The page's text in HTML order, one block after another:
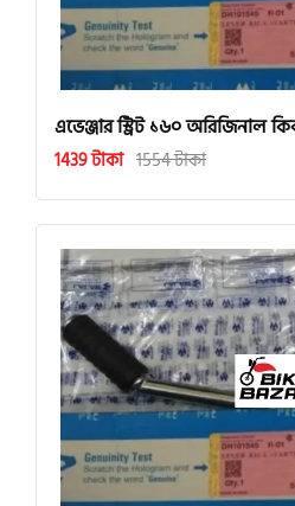
এভেঞ্জার স্ট্রিট ১৬০ অরিজিনাল
1439 টাকা 1554 টাকা